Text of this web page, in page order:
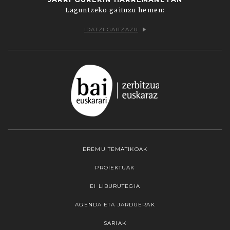
Laguntzeko gaituzu hemen:
IDATZI GAITZAZU
EREMU TEMATIKOAK
PROIEKTUAK
EI LIBURUTEGIA
AGENDA ETA JARDUERAK
SARIAK